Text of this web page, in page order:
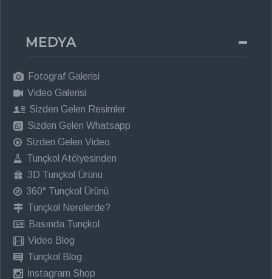
MEDYA
Fotograf Galerisi
Video Galerisi
Sizden Gelen Resimler
Sizden Gelen Whatsapp
Sizden Gelen Video
Tunçkol Atölyesinden
3D Tunçkol Ürünü
360° Tunçkol Ürünü
Tunçkol Nerelerde?
Basında Tunçkol
Video Blog
Tunçkol Blog
İnstagram Shop